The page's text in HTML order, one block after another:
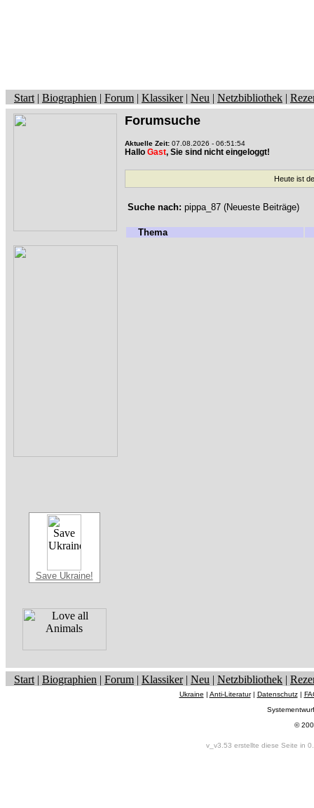
Start | Biographien | Forum | Klassiker| Neu | Netzbibliothek |
Save Ukraine!
Forumsuche
Aktuelle Zeit: 07.08.2026 - 06:51:54
Hallo Gast, Sie sind nicht eingeloggt!
Heute ist
Suche nach: pippa_87 (Neueste Beiträge)
Thema
Start | Biographien | Forum | Klassiker| Neu | Netzbibliothek |
Ukraine | Anti-Literatur| Datenschutz|
©
v_v3.53 erstellte diese Seite in